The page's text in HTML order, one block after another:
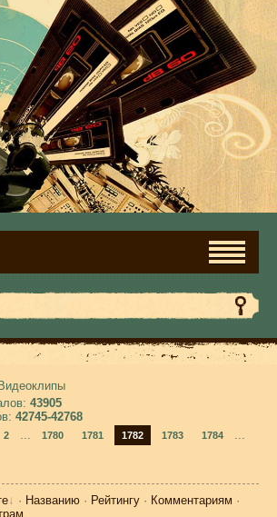
: 43905
: 42745-42768
2 ... 1780 1781 1782 1783 1784 ...
· Названию · Рейтингу · Комментариям ·